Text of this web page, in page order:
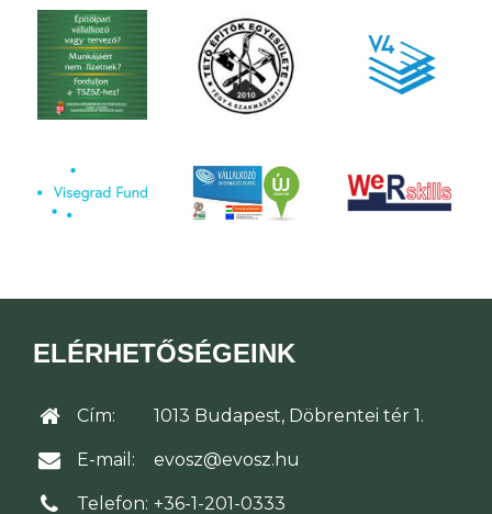
ELÉRHETŐSÉGEINK
Cím: 1013 Budapest, Döbrentei tér 1.
E-mail: evosz@evosz.hu
Telefon: +36-1-201-0333